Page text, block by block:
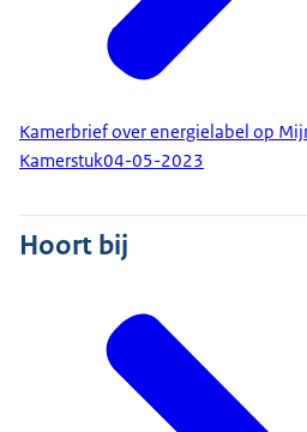
Kamerbrief over energielabel op
Kamerstuk04-05-2023
Hoort bij